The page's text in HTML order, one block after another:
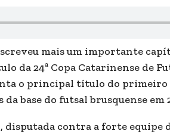
mais um importante
da 24ª Copa Catarinense de
o principal título do primeiro
base do futsal brusquense em
disputada contra a forte equipe